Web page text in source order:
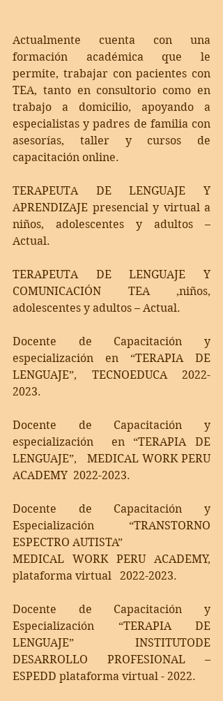
Actualmente cuenta con una
formación académica que le
permite, trabajar con pacientes con
TEA, tanto en consultorio como en
trabajo a domicilio, apoyando a
especialistas y padres de familia con
asesorías, taller y cursos de
capacitación online.
TERAPEUTA DE LENGUAJE Y
APRENDIZAJE presencial y virtual a
niños, adolescentes y adultos –
Actual.
TERAPEUTA DE LENGUAJE Y
COMUNICACIÓN TEA ,niños,
adolescentes y adultos – Actual.
Docente de Capacitación y
especialización en “TERAPIA DE
LENGUAJE”,   TECNOEDUCA   2022-
2023.
Docente de Capacitación y
especialización  en “TERAPIA DE
LENGUAJE”,   MEDICAL WORK PERU
ACADEMY  2022-2023.
Docente de Capacitación y
Especialización “TRANSTORNO
ESPECTRO AUTISTA”
MEDICAL WORK PERU ACADEMY,
plataforma virtual   2022-2023.
Docente de Capacitación y
Especialización “TERAPIA DE
LENGUAJE” INSTITUTODE
DESARROLLO PROFESIONAL –
ESPEDD plataforma virtual - 2022.